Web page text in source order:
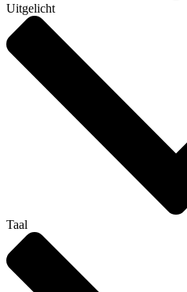
Uitgelicht
Taal